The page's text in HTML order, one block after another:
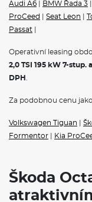
Navigační systém
Infotainment Navi
Audiosystém
Bluetooth a
Příprava pro
Asistent průjezdu
Prediktivní
Ambientní LED
Elektrická
Elektronický
2× i-Size a 2× Top
spolujezdce
Asistent při
Audi A6 BMW Řada 3
ProCeed
Seat Leon
Passat
Operativní leasing
2,0 TSI 195 kW 7-stup.
DPH
Za podobnou cenu
Volkswagen Tiguan
Formentor
Kia
Škoda